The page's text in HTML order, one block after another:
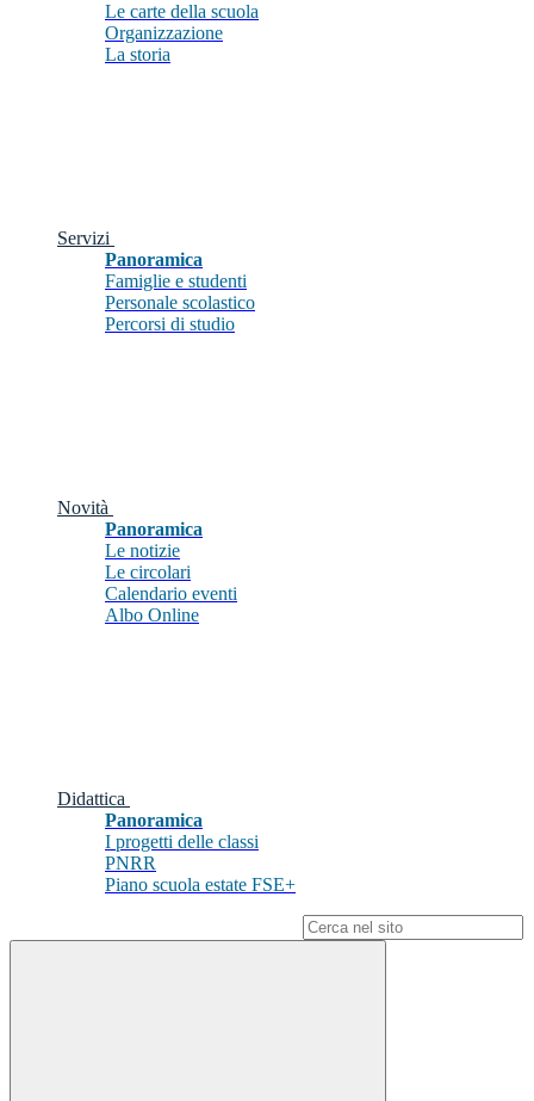
Le carte della scuola
Organizzazione
La storia
Servizi
Panoramica
Famiglie e studenti
Personale scolastico
Percorsi di studio
Novità
Panoramica
Le notizie
Le circolari
Calendario eventi
Albo Online
Didattica
Panoramica
I progetti delle classi
PNRR
Piano scuola estate FSE+